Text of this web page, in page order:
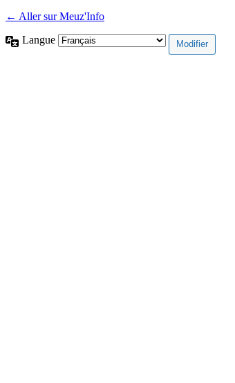
← Aller sur Meuz'Info
Langue